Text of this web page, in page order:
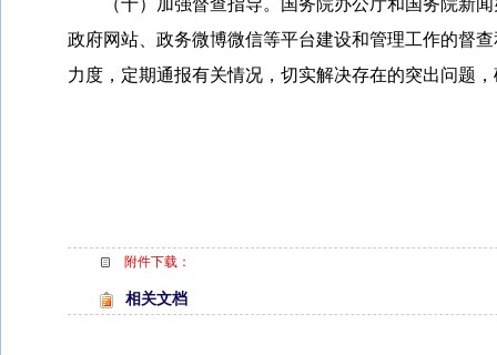
（十）加强督查指导。国务院办公厅和国务院新闻
政府网站、政务微博微信等平台建设和管理工作的督
力度，定期通报有关情况，切实解决存在的突出问题
附件下载：
相关文档